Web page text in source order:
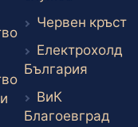
Външен линк
линк
линк
Червен кръст
Електрохолд
България
ВиК
Благоевград